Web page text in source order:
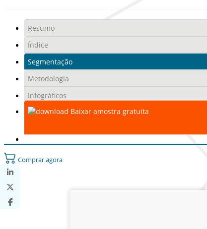
Resumo
Índice
Segmentação
Metodologia
Infográficos
Baixar amostra gratuita
Comprar agora